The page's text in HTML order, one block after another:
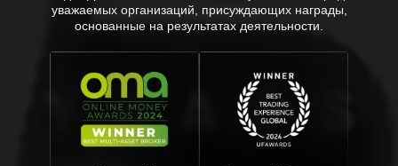
уважаемых организаций, присуждающих награды,
основанные на результатах деятельности.